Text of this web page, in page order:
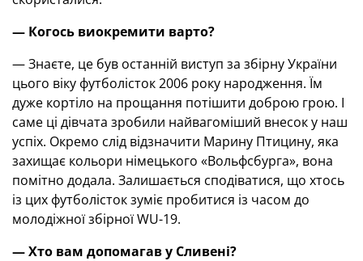
— Когось виокремити варто?
— Знаєте, це був останній виступ за збірну України
цього віку футболісток 2006 року народження. Їм
дуже кортіло на прощання потішити доброю грою. І
саме ці дівчата зробили найвагоміший внесок у наш
успіх. Окремо слід відзначити Mарину Птицину, яка
захищає кольори німецького «Вольфсбурга», вона
помітно додала. Залишається сподіватися, що хтось
із цих футболісток зуміє пробитися із часом до
молодіжної збірної WU-19.
— Хто вам допомагав у Сливені?